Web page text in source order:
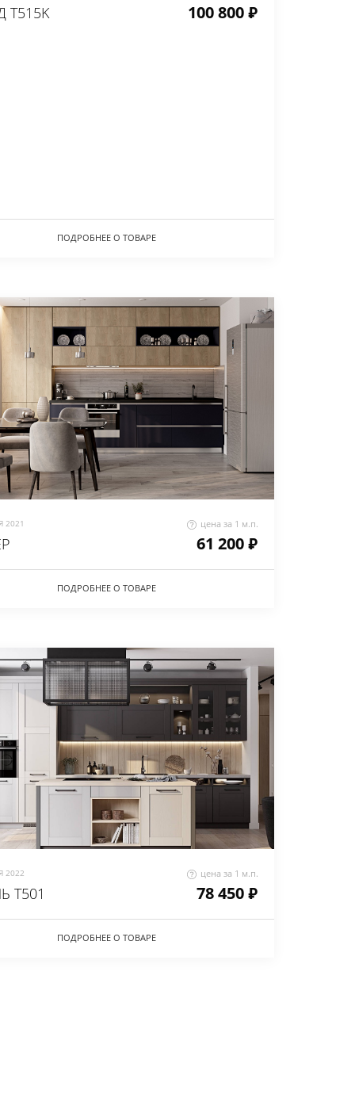
Т515K 100 800 ₽
ПОДРОБНЕЕ О ТОВАРЕ
2021 цена за 1 м.п.
61 200 ₽
ПОДРОБНЕЕ О ТОВАРЕ
2022 цена за 1 м.п.
Т501 78 450 ₽
ПОДРОБНЕЕ О ТОВАРЕ